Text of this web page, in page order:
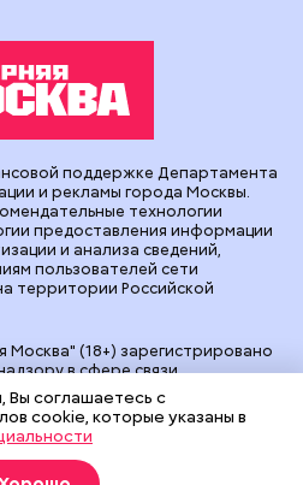
Москва" (18+) зарегистрировано
в сфере связи,
и массовых коммуникаций
о регистрации ЭЛ № ФС 77 -
АО "Редакция газеты
редакторvm.ru
редакции: 127015, г.Москва,
поддержке Департамента
и рекламы города Москвы.
технологии
предоставления информации
и анализа сведений,
пользователей сети
территории Российской
Вы соглашаетесь с
cookie, которые указаны в